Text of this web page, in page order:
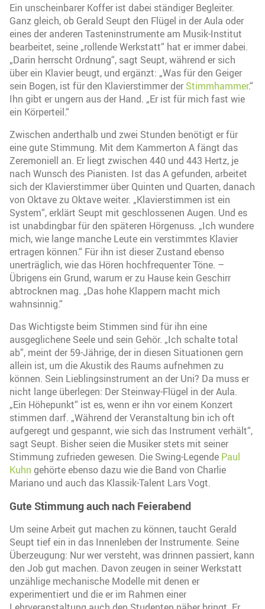
Ein unscheinbarer Koffer ist dabei ständiger Begleiter.
Ganz gleich, ob Gerald Seupt den Flügel in der Aula oder
eines der anderen Tasteninstrumente am Musik-Institut
bearbeitet, seine „rollende Werkstatt“ hat er immer dabei.
„Darin herrscht Ordnung“, sagt Seupt, während er sich
über ein Klavier beugt, und ergänzt: „Was für den Geiger
sein Bogen, ist für den Klavierstimmer derStimmhammer.“
Ihn gibt er ungern aus der Hand. „Er ist für mich fast wie
ein Körperteil.“
Zwischen anderthalb und zwei Stunden benötigt er für
eine gute Stimmung. Mit dem Kammerton A fängt das
Zeremoniell an. Er liegt zwischen 440 und 443 Hertz, je
nach Wunsch des Pianisten. Ist das A gefunden, arbeitet
sich der Klavierstimmer über Quinten und Quarten, danach
von Oktave zu Oktave weiter. „Klavierstimmen ist ein
System“, erklärt Seupt mit geschlossenen Augen. Und es
ist unabdingbar für den späteren Hörgenuss. „Ich wundere
mich, wie lange manche Leute ein verstimmtes Klavier
ertragen können.“ Für ihn ist dieser Zustand ebenso
unerträglich, wie das Hören hochfrequenter Töne. –
Übrigens ein Grund, warum er zu Hause kein Geschirr
abtrocknen mag. „Das hohe Klappern macht mich
wahnsinnig.“
Das Wichtigste beim Stimmen sind für ihn eine
ausgeglichene Seele und sein Gehör. „Ich schalte total
ab“, meint der 59-Jährige, der in diesen Situationen gern
allein ist, um die Akustik des Raums aufnehmen zu
können. Sein Lieblingsinstrument an der Uni? Da muss er
nicht lange überlegen: Der Steinway-Flügel in der Aula.
„Ein Höhepunkt“ ist es, wenn er ihn vor einem Konzert
stimmen darf. „Während der Veranstaltung bin ich oft
aufgeregt und gespannt, wie sich das Instrument verhält“,
sagt Seupt. Bisher seien die Musiker stets mit seiner
Stimmung zufrieden gewesen. Die Swing-Legende Paul
Kuhn gehörte ebenso dazu wie die Band von Charlie
Mariano und auch das Klassik-Talent Lars Vogt.
Gute Stimmung auch nach Feierabend
Um seine Arbeit gut machen zu können, taucht Gerald
Seupt tief ein in das Innenleben der Instrumente. Seine
Überzeugung: Nur wer versteht, was drinnen passiert, kann
den Job gut machen. Davon zeugen in seiner Werkstatt
unzählige mechanische Modelle mit denen er
experimentiert und die er im Rahmen einer